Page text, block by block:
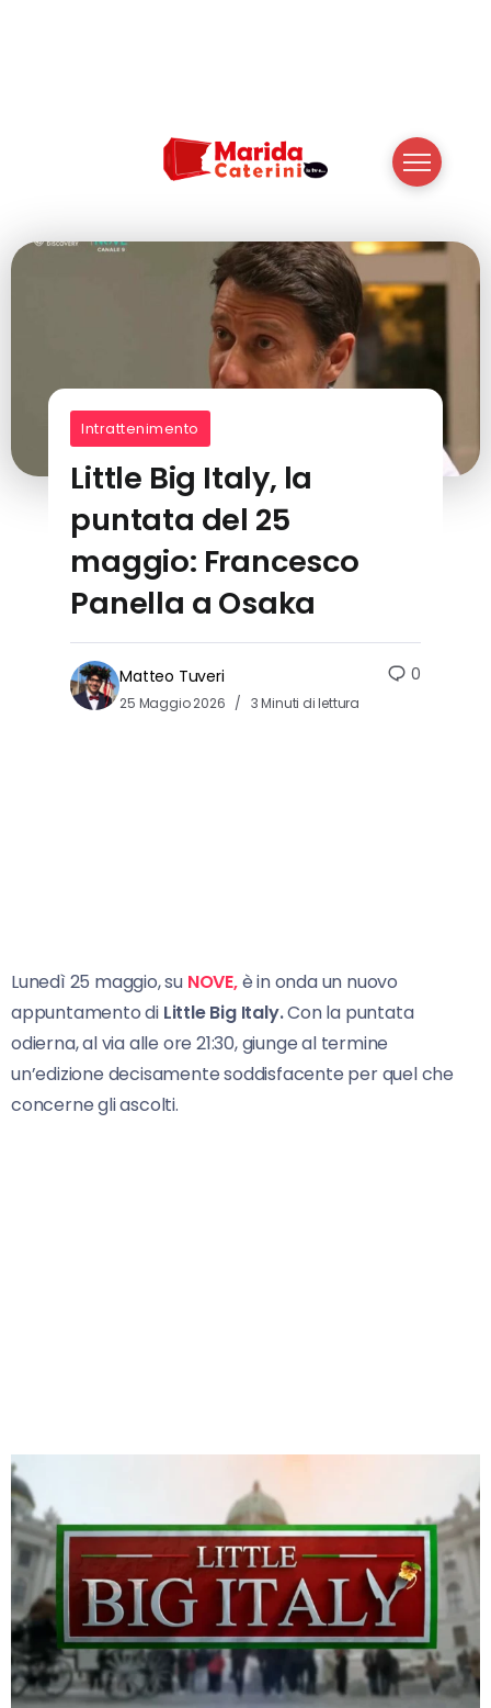
Intrattenimento
Little Big Italy, la
puntata del 25
maggio: Francesco
Panella a Osaka
Matteo Tuveri
25 Maggio 2026 3 Minuti di lettura
0
Lunedì 25 maggio, su NOVE,è in onda un nuovo
appuntamento di Little Big Italy.Con la puntata
odierna, al via alle ore 21:30, giunge al termine
un’edizione decisamente soddisfacente per quel che
concerne gli ascolti.